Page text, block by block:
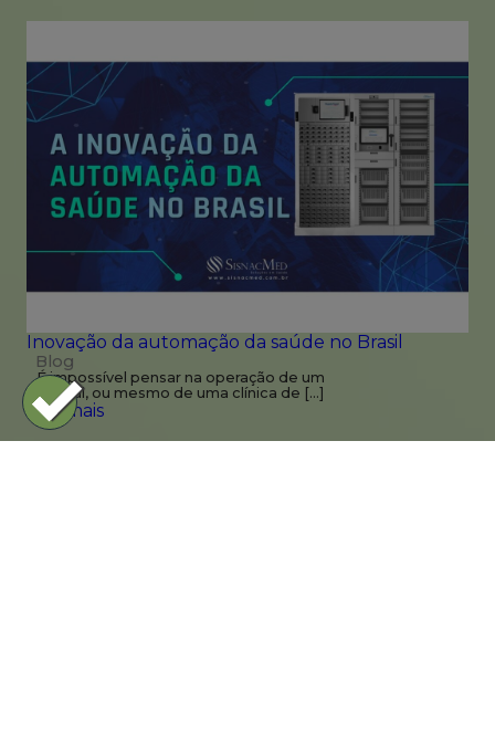
Inovação da automação da saúde no Brasil
Blog
É impossível pensar na operação de um
hospital, ou mesmo de uma clínica de […]
Leia mais